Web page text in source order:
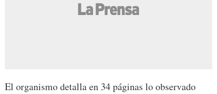
El organismo detalla en 34 páginas lo observado